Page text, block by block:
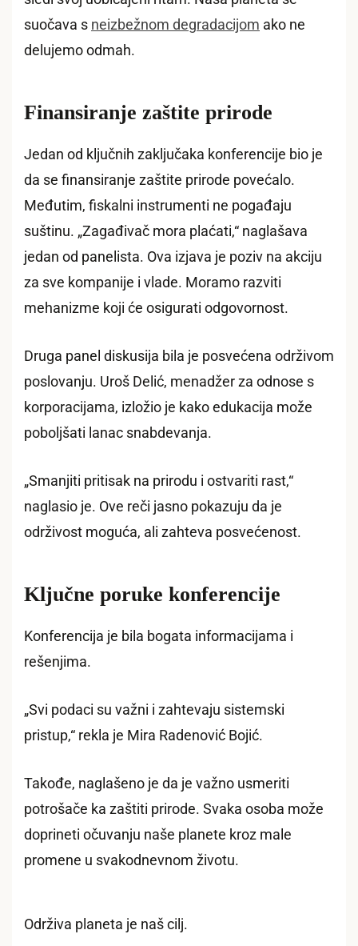
suočava s neizbežnom degradacijom ako ne
delujemo odmah.
Finansiranje zaštite prirode
Jedan od ključnih zaključaka konferencije bio je
da se finansiranje zaštite prirode povećalo.
Međutim, fiskalni instrumenti ne pogađaju
suštinu. „Zagađivač mora plaćati,“ naglašava
jedan od panelista. Ova izjava je poziv na akciju
za sve kompanije i vlade. Moramo razviti
mehanizme koji će osigurati odgovornost.
Druga panel diskusija bila je posvećena održivom
poslovanju. Uroš Delić, menadžer za odnose s
korporacijama, izložio je kako edukacija može
poboljšati lanac snabdevanja.
„Smanjiti pritisak na prirodu i ostvariti rast,“
naglasio je. Ove reči jasno pokazuju da je
održivost moguća, ali zahteva posvećenost.
Ključne poruke konferencije
Konferencija je bila bogata informacijama i
rešenjima.
„Svi podaci su važni i zahtevaju sistemski
pristup,“ rekla je Mira Radenović Bojić.
Takođe, naglašeno je da je važno usmeriti
potrošače ka zaštiti prirode. Svaka osoba može
doprineti očuvanju naše planete kroz male
promene u svakodnevnom životu.
Održiva planeta je naš cilj.